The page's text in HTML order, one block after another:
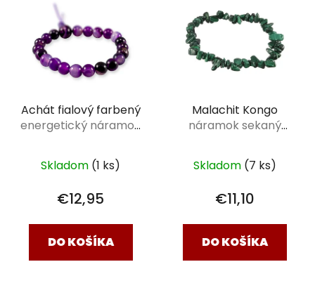
Achát fialový farbený
energetický náramok
Skladom (1 ks)
€12,95
DO KOŠÍKA
Malachit Kongo
náramok sekaný
Skladom (7 ks)
€11,10
DO KOŠÍKA